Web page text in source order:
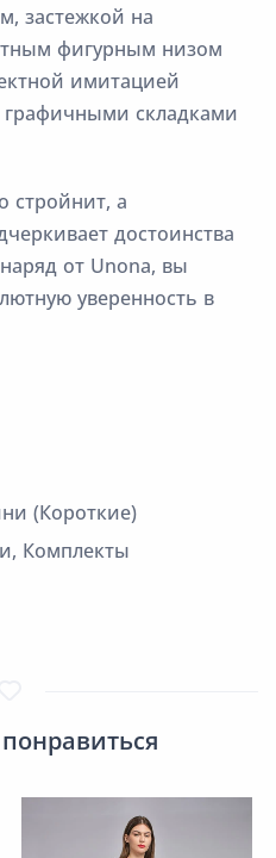
застежкой на
фигурным низом
имитацией
складками
стройнит, а
достоинства
от Unona, вы
уверенность в
(Короткие)
Комплекты